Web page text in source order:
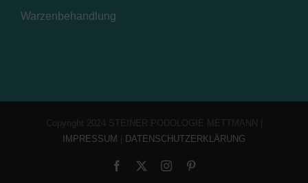
Warzenbehandlung
Copyright 2024 STEINER PODOLOGIE METTMANN |
IMPRESSUM
DATENSCHUTZERKLÄRUNG
Facebook Instagram